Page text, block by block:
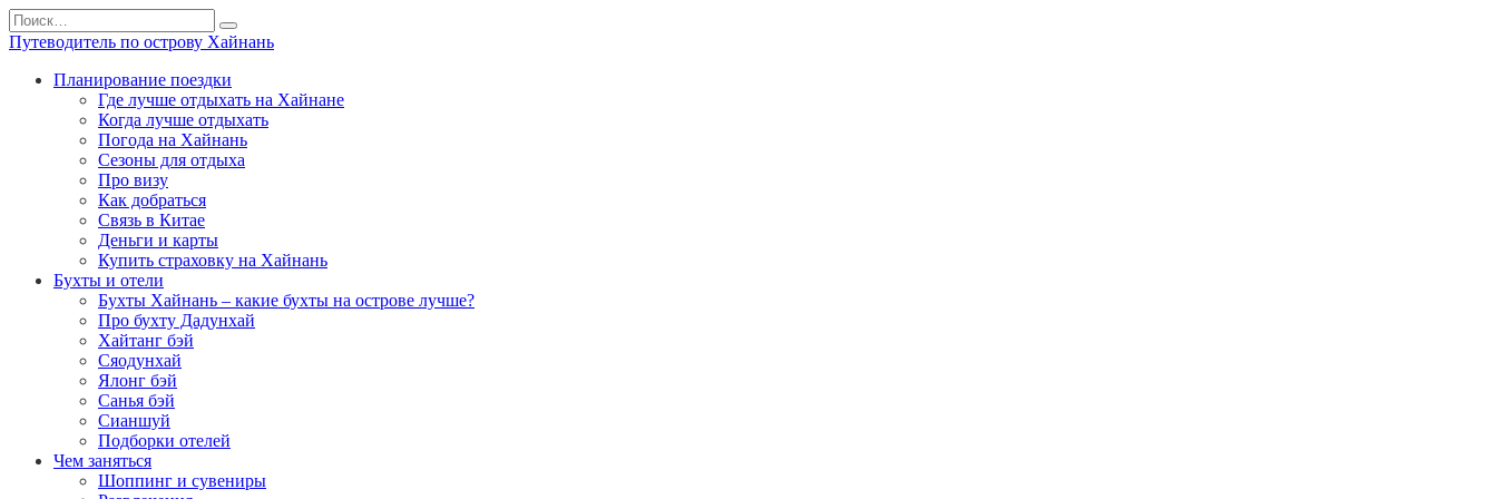
Перейти
к
содержанию
Search
for:
Путеводитель по острову Хайнань
Планирование поездки
Где лучше отдыхать на Хайнане
Когда лучше отдыхать
Погода на Хайнань
Сезоны для отдыха
Про визу
Как добраться
Связь в Китае
Деньги и карты
Купить страховку на Хайнань
Бухты и отели
Бухты Хайнань – какие бухты на острове лучше?
Про бухту Дадунхай
Хайтанг бэй
Сяодунхай
Ялонг бэй
Санья бэй
Сианшуй
Подборки отелей
Чем заняться
Шоппинг и сувениры